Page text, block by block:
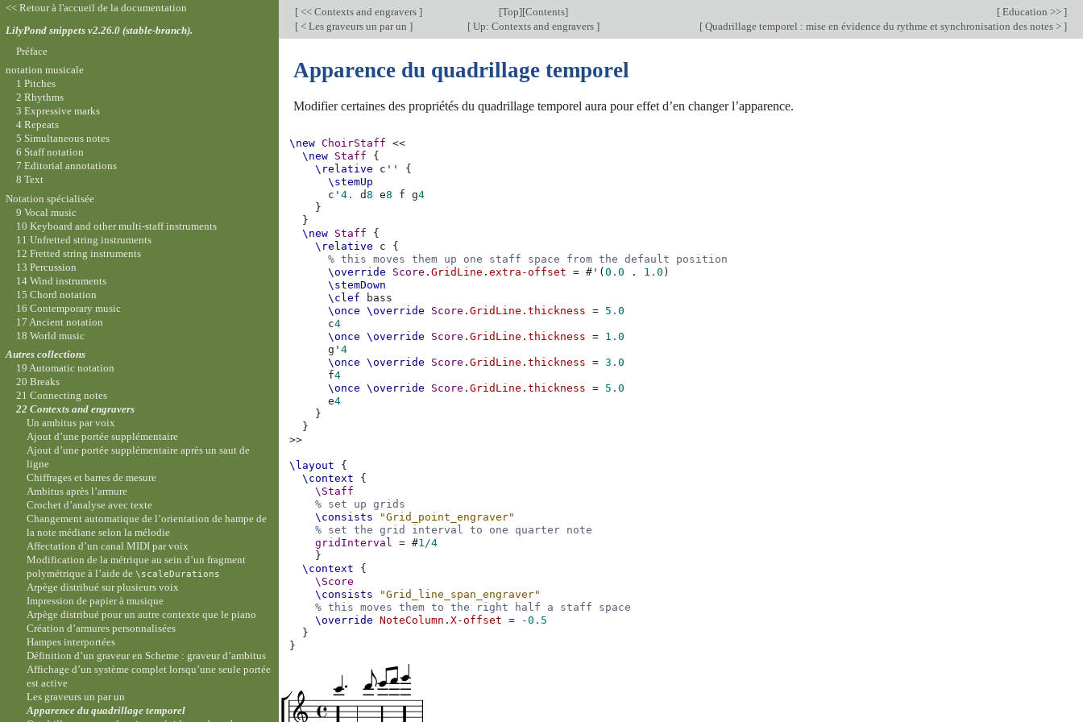
[ << Contexts and engravers ] [Top][Contents] [ Education >> ]
[ < Les graveurs un par un ] [Up: Contexts and engravers ] [ Quadrillage temporel : mise en évidence du rythme et synchronisation des notes > ]
Apparence du quadrillage temporel
Modifier certaines des propriétés du quadrillage temporel aura pour effet d’en changer l’apparence.
\new ChoirStaff
<<
\new Staff
{
\relative
c''
{
\stemUp
c'4. d8 e8 f g4
}
}
\new Staff
{
\relative
c
{
% this moves them up one staff space from the default position
\override
Score .GridLine .extra-offset = # ' (0.0 . 1.0 )
\stemDown
\clef
bass
\once
\override Score .GridLine .thickness = 5.0
c4
\once
\override Score .GridLine .thickness = 1.0
g'4
\once
\override Score .GridLine .thickness = 3.0
f4
\once
\override Score .GridLine .thickness = 5.0
e4
}
}
>>
\layout
{
\context
{
\Staff
% set up grids
\consists
"Grid_point_engraver"
% set the grid interval to one quarter note
gridInterval
= #1/4
}
\context
{
\Score
\consists
"Grid_line_span_engraver"
% this moves them to the right half a staff space
\override
NoteColumn .X-offset =
-0.5
}
}
<< Retour à l'accueil de la documentation
LilyPond snippets v2.26.0 (stable-branch).
Préface
notation musicale
1 Pitches
2 Rhythms
3 Expressive marks
4 Repeats
5 Simultaneous notes
6 Staff notation
7 Editorial annotations
8 Text
Notation spécialisée
9 Vocal music
10 Keyboard and other multi-staff instruments
11 Unfretted string instruments
12 Fretted string instruments
13 Percussion
14 Wind instruments
15 Chord notation
16 Contemporary music
17 Ancient notation
18 World music
Autres collections
19 Automatic notation
20 Breaks
21 Connecting notes
22 Contexts and engravers
Un ambitus par voix
Ajout d’une portée supplémentaire
Ajout d’une portée supplémentaire après un saut de
ligne
Chiffrages et barres de mesure
Ambitus après l’armure
Crochet d’analyse avec texte
Changement automatique de l’orientation de hampe de
la note médiane selon la mélodie
Affectation d’un canal MIDI par voix
Modification de la métrique au sein d’un fragment
polymétrique à l’aide de\scaleDurations
Arpège distribué sur plusieurs voix
Impression de papier à musique
Arpège distribué pour un autre contexte que le piano
Création d’armures personnalisées
Hampes interportées
Définition d’un graveur en Scheme : graveur d’ambitus
Affichage d’un système complet lorsqu’une seule portée
est active
Les graveurs un par un
Apparence du quadrillage temporel